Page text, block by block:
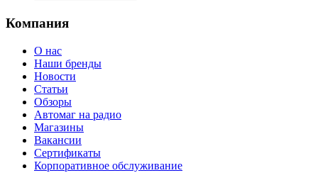
Компания
О нас
Наши бренды
Новости
Статьи
Обзоры
Автомаг на радио
Магазины
Вакансии
Сертификаты
Корпоративное обслуживание